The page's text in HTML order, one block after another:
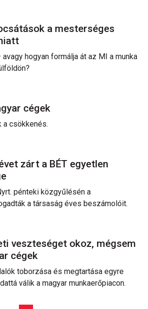
a mesterséges
hogyan formálja át az MI a munka
cégek
a csökkenés.
zárt a BÉT egyetlen
pénteki közgyűlésén a
a társaság éves beszámolóit.
veszteséget okoz, mégsem
cégek
toborzása és megtartása egyre
válik a magyar munkaerőpiacon.